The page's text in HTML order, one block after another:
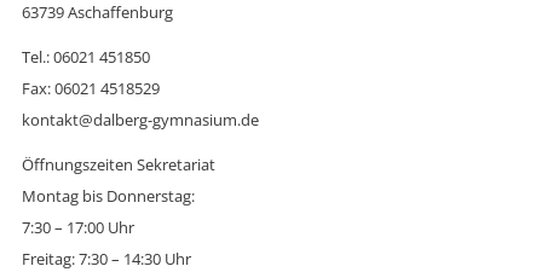
63739 Aschaffenburg
Tel.: 06021 451850
Fax: 06021 4518529
kontakt@dalberg-gymnasium.de
Öffnungszeiten Sekretariat
Montag bis Donnerstag:
7:30 – 17:00 Uhr
Freitag: 7:30 – 14:30 Uhr